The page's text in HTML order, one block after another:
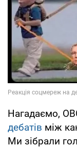
Нагадаємо,
дебатів між
Ми зібрали